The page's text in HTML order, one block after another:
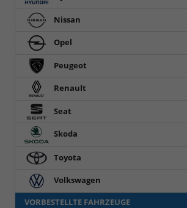
Nissan
Opel
Peugeot
Renault
Seat
Skoda
Toyota
Volkswagen
VORBESTELLTE FAHRZEUGE